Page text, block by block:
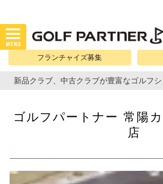
フランチャイズ募集
新品クラブ、中古クラブが豊富なゴルフ
ゴルフパートナー 常陽
店